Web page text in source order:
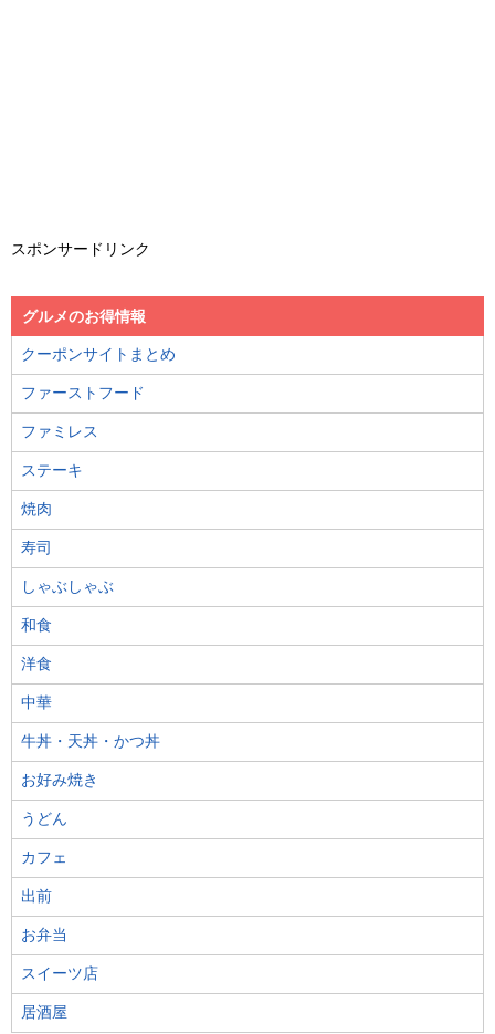
スポンサードリンク
グルメのお得情報
クーポンサイトまとめ
ファーストフード
ファミレス
ステーキ
焼肉
寿司
しゃぶしゃぶ
和食
洋食
中華
牛丼・天丼・かつ丼
お好み焼き
うどん
カフェ
出前
お弁当
スイーツ店
居酒屋